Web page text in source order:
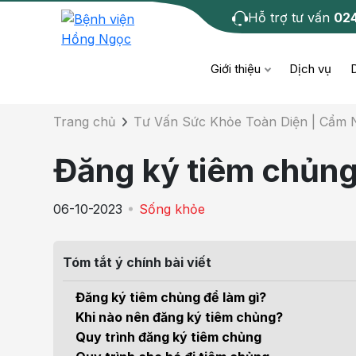
Hỗ trợ tư vấn
Giới thiệu Dịch vụ
Cơ xương khớp
Tiêm chủng
Tầm soát ung thư
Điện quang can thiệp
Da
Chi tiết bài tư
Trang chủ Tư Vấn Sức Khỏe Toàn Diện | Cẩm
Đăng ký tiêm
06-10-2023 Sống khỏe
Tóm tắt ý chính bài viết
Đăng ký tiêm chủng để làm gì?
Khi nào nên đăng ký tiêm chủng?
Quy trình đăng ký tiêm chủng